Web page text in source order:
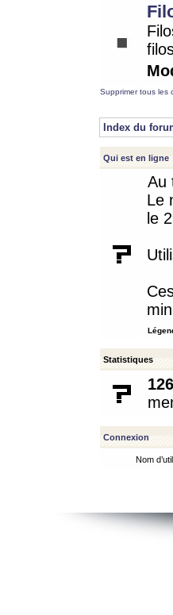
Supprimer tous les
Index du
Qui est en ligne
Au
Le
le
Statistiques
Connexion
Nom